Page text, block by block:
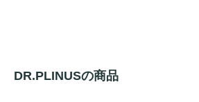
DR.PLINUSの商品